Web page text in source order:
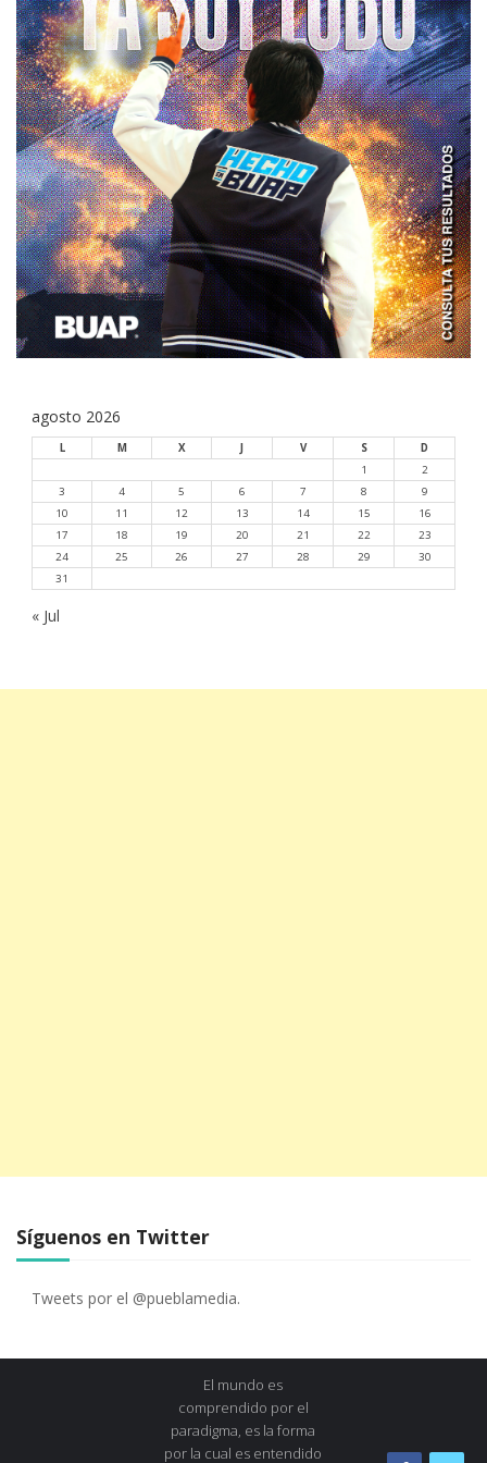
agosto 2026
L M X V S
D
1
2
3
4 5 6 7 8
9
10
11 12 13 14 15
16
17
18 19 20 21 22
23
24
25 26 27 28 29
30
31
« Jul
Síguenos en Twitter
Tweets por el @pueblamedia.
El mundo es
comprendido por el
paradigma, es la forma
por la cual es entendido